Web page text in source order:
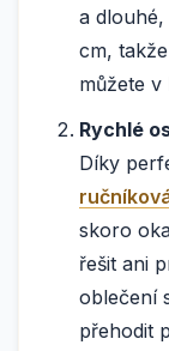
a
cm,
můžete
Rychlé
Díky
skoro
řešit ani
oblečení
přehodit